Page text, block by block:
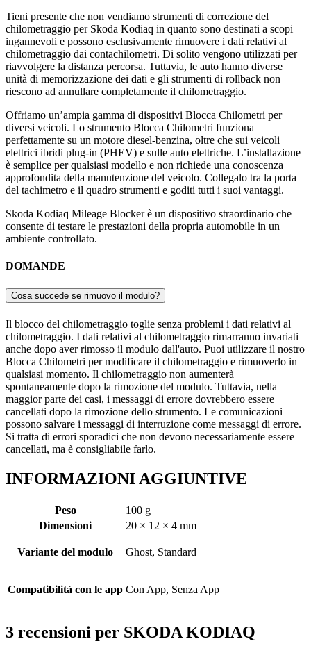
Tieni presente che non vendiamo strumenti di correzione del
chilometraggio per Skoda Kodiaq in quanto sono destinati a scopi
ingannevoli e possono esclusivamente rimuovere i dati relativi al
chilometraggio dai contachilometri. Di solito vengono utilizzati per
riavvolgere la distanza percorsa. Tuttavia, le auto hanno diverse
unità di memorizzazione dei dati e gli strumenti di rollback non
riescono ad annullare completamente il chilometraggio.
Offriamo un’ampia gamma di dispositivi Blocca Chilometri per
diversi veicoli. Lo strumento Blocca Chilometri funziona
perfettamente su un motore diesel-benzina, oltre che sui veicoli
elettrici ibridi plug-in (PHEV) e sulle auto elettriche. L’installazione
è semplice per qualsiasi modello e non richiede una conoscenza
approfondita della manutenzione del veicolo. Collegalo tra la porta
del tachimetro e il quadro strumenti e goditi tutti i suoi vantaggi.
Skoda Kodiaq Mileage Blocker è un dispositivo straordinario che
consente di testare le prestazioni della propria automobile in un
ambiente controllato.
DOMANDE
Cosa succede se rimuovo il modulo?
Il blocco del chilometraggio toglie senza problemi i dati relativi al
chilometraggio. I dati relativi al chilometraggio rimarranno invariati
anche dopo aver rimosso il modulo dall'auto. Puoi utilizzare il nostro
Blocca Chilometri per modificare il chilometraggio e rimuoverlo in
qualsiasi momento. Il chilometraggio non aumenterà
spontaneamente dopo la rimozione del modulo. Tuttavia, nella
maggior parte dei casi, i messaggi di errore dovrebbero essere
cancellati dopo la rimozione dello strumento. Le comunicazioni
possono salvare i messaggi di interruzione come messaggi di errore.
Si tratta di errori sporadici che non devono necessariamente essere
cancellati, ma è consigliabile farlo.
INFORMAZIONI AGGIUNTIVE
Peso
100 g
Dimensioni
20 × 12 × 4 mm
Variante del modulo Ghost, Standard
Compatibilità con le app Con App, Senza App
3 recensioni per SKODA KODIAQ